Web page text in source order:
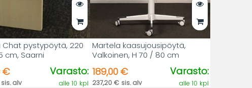
Chat pystypöytä, 220
cm, Saarni
€
alv
Varasto:
alle 10 kpl
Martela kaasujousipöytä,
Valkoinen, H 70 / 80 cm
189,00 €
237,20 € sis. alv
Varasto:
alle 10 kpl